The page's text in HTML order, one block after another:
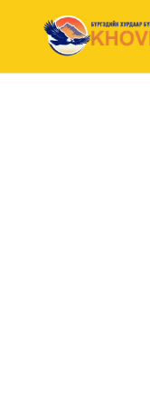
khovd.mn